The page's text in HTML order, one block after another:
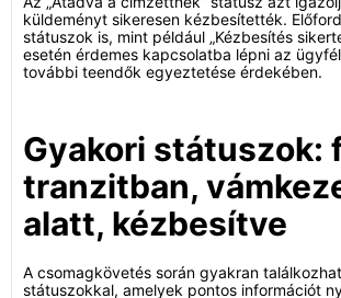
küldeményt sikeresen kézbesítették.
státuszok is, mint például „Kézbesítés
esetén érdemes kapcsolatba lépni az
további teendők egyeztetése érdekében.
Gyakori státuszok:
tranzitban,
alatt, kézbesítve
A csomagkövetés során gyakran
státuszokkal, amelyek pontos információt